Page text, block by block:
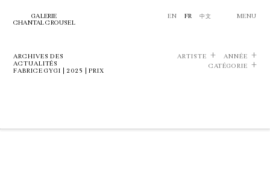
GALERIE
CHANTAL CROUSEL
EN FR 中文 MENU
ARCHIVES DES
ACTUALITÉS
FABRICE GYGI | 2025 | PRIX
ARTISTE
ANNÉE
CATÉGORIE